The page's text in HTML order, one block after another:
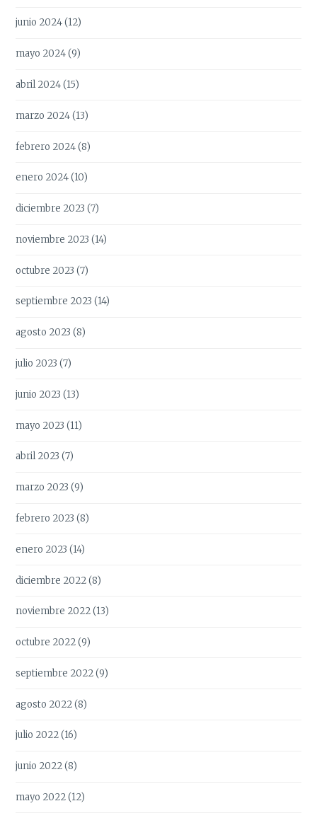
junio 2024(12)
mayo 2024(9)
abril 2024(15)
marzo 2024(13)
febrero 2024(8)
enero 2024(10)
diciembre 2023 (7)
noviembre 2023 (14)
octubre 2023 (7)
septiembre 2023 (14)
agosto 2023 (8)
julio 2023 (7)
junio 2023 (13)
mayo 2023 (11)
abril 2023 (7)
marzo 2023 (9)
febrero 2023 (8)
enero 2023 (14)
diciembre 2022(8)
noviembre 2022(13)
octubre 2022(9)
septiembre 2022(9)
agosto 2022(8)
julio 2022(16)
junio 2022(8)
mayo 2022(12)